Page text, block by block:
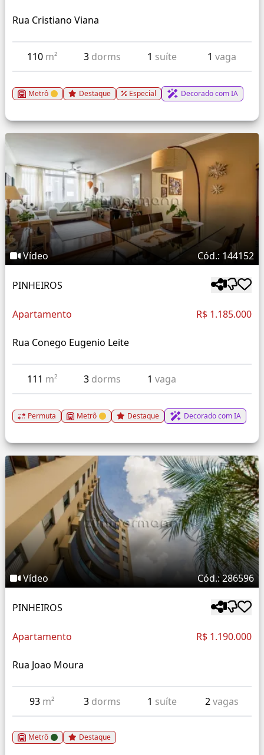
Rua Cristiano Viana
110 m² 3 dorms 1 suíte 1 vaga
Metrô Destaque Especial Decorado com IA
Vídeo Cód.: 144152
PINHEIROS
Apartamento R$ 1.185.000
Rua Conego Eugenio Leite
111 m² 3 dorms 1vaga
Permuta Metrô Destaque Decorado com IA
Vídeo Cód.: 286596
PINHEIROS
Apartamento R$ 1.190.000
Rua Joao Moura
93 m² 3 dorms 1 suíte 2vagas
Metrô Destaque